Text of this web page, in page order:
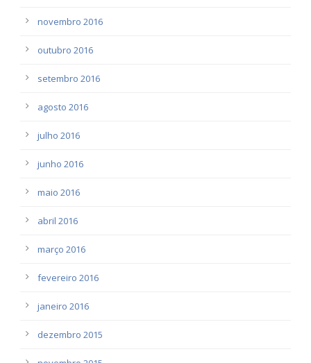
novembro 2016
outubro 2016
setembro 2016
agosto 2016
julho 2016
junho 2016
maio 2016
abril 2016
março 2016
fevereiro 2016
janeiro 2016
dezembro 2015